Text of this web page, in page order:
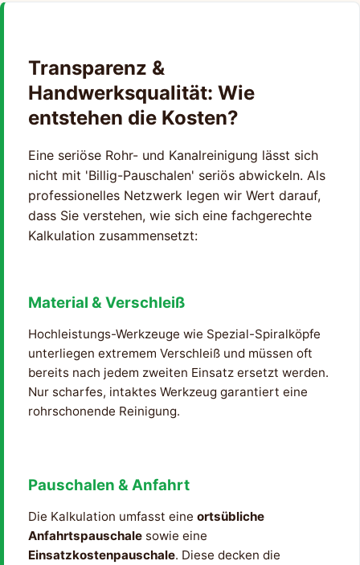
Transparenz &
Handwerksqualität: Wie
entstehen die Kosten?
Eine seriöse Rohr- und Kanalreinigung lässt sich
nicht mit 'Billig-Pauschalen' seriös abwickeln. Als
professionelles Netzwerk legen wir Wert darauf,
dass Sie verstehen, wie sich eine fachgerechte
Kalkulation zusammensetzt:
Material & Verschleiß
Hochleistungs-Werkzeuge wie Spezial-Spiralköpfe
unterliegen extremem Verschleiß und müssen oft
bereits nach jedem zweiten Einsatz ersetzt werden.
Nur scharfes, intaktes Werkzeug garantiert eine
rohrschonende Reinigung.
Pauschalen & Anfahrt
Die Kalkulation umfasst eine ortsübliche
Anfahrtspauschale sowie eine
Einsatzkostenpauschale. Diese decken die